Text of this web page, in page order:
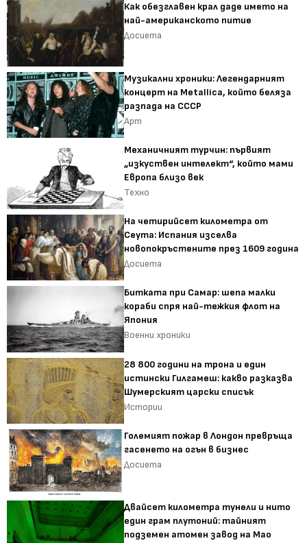
Как обезглавен крал даде името на
най-американското питие
Досиета
Музикални хроники: Легендарният
концерт на Metallica, който беляза
разпада на СССР
Арт
Механичният турчин: първият
„изкуствен интелект“, който мами
Европа близо век
Техно
На четирийсет километра от
Сеута: Испания изселва
новопокръстените през 1609 година
Досиета
Битката при Самар: шепа малки
кораби спря най-тежкия флот на
Япония
Военни хроники
28 800 години на трона и един
истински Гилгамеш: какво разказва
Шумерският царски списък
Истории
Големият пожар в Лондон превръща
гасенето на огън в бизнес
Досиета
Двайсет километра тунели и нито
един грам плутоний: тайният
подземен атомен завод на Мао